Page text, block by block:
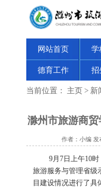
网站首页 学
德育工作 招
当前位置： 主页 > 新
滁州市旅游商
作者：小编 发
9月7日上午10
旅游服务与管理省级
目建设情况进行了具